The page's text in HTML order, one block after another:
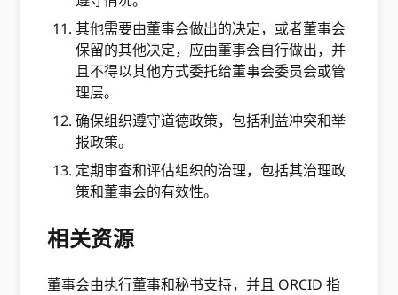
其他需要由董事会做出的决定，或者董事会
保留的其他决定，应由董事会自行做出，并
且不得以其他方式委托给董事会委员会或管
理层。
确保组织遵守道德政策，包括利益冲突和举
报政策。
定期审查和评估组织的治理，包括其治理政
策和董事会的有效性。
相关资源
董事会由执行董事和秘书支持，并且 ORCID 指